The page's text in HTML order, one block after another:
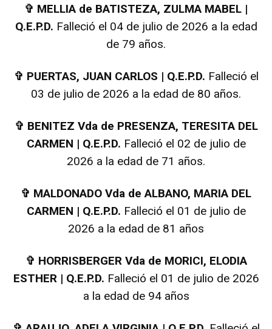
✞ MELLIA de BATISTEZA, ZULMA MABEL |
Q.E.P.D. Falleció el 04 de julio de 2026 a la edad
de 79 años.
✞ PUERTAS, JUAN CARLOS | Q.E.P.D. Falleció el
03 de julio de 2026 a la edad de 80 años.
✞ BENITEZ Vda de PRESENZA, TERESITA DEL
CARMEN | Q.E.P.D. Falleció el 02 de julio de
2026 a la edad de 71 años.
✞ MALDONADO Vda de ALBANO, MARIA DEL
CARMEN | Q.E.P.D. Falleció el 01 de julio de
2026 a la edad de 81 años
✞ HORRISBERGER Vda de MORICI, ELODIA
ESTHER | Q.E.P.D. Falleció el 01 de julio de 2026
a la edad de 94 años